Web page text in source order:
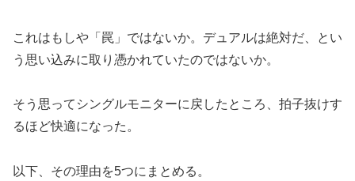
これはもしや「罠」ではないか。デュアルは絶対だ、とい
う思い込みに取り憑かれていたのではないか。
そう思ってシングルモニターに戻したところ、拍子抜けす
るほど快適になった。
以下、その理由を5つにまとめる。